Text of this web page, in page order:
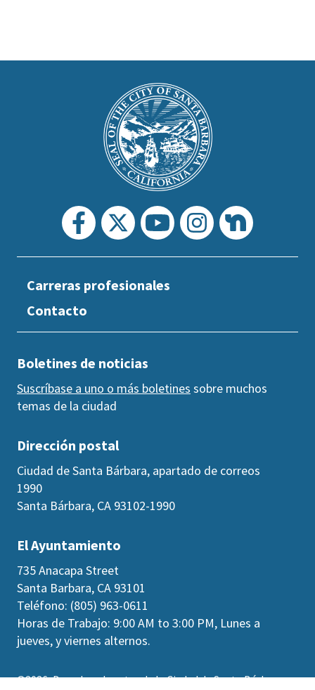
Carreras profesionales
Contacto
El Ayuntamiento
735 Anacapa Street
Santa Barbara, CA 93101
Teléfono: (805) 963-0611
Horas de Trabajo: 9:00 AM to 3:00 PM, Lunes a
jueves, y viernes alternos.
Dirección postal
Ciudad de Santa Bárbara, apartado de correos
1990
Santa Bárbara, CA 93102-1990
Boletines de noticias
Suscríbase a uno o más boletines sobre muchos
temas de la ciudad
©2026 Derechos de autor de la Ciudad de Santa Bárbara